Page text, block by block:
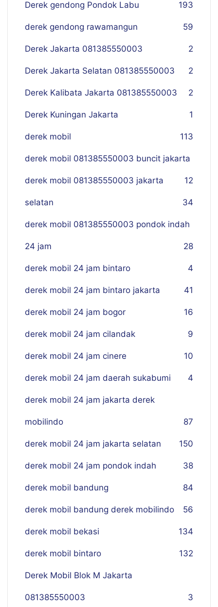
Derek gendong Pondok Labu 193
derek gendong rawamangun 59
Derek Jakarta 081385550003 2
Derek Jakarta Selatan 081385550003 2
Derek Kalibata Jakarta 081385550003 2
Derek Kuningan Jakarta 1
derek mobil 113
derek mobil 081385550003 buncit jakarta
12
derek mobil 081385550003 jakarta
selatan 34
derek mobil 081385550003 pondok indah
24 jam 28
derek mobil 24 jam bintaro 4
derek mobil 24 jam bintaro jakarta 41
derek mobil 24 jam bogor 16
derek mobil 24 jam cilandak 9
derek mobil 24 jam cinere 10
derek mobil 24 jam daerah sukabumi 4
derek mobil 24 jam jakarta derek
mobilindo 87
derek mobil 24 jam jakarta selatan 150
derek mobil 24 jam pondok indah 38
derek mobil bandung 84
derek mobil bandung derek mobilindo 56
derek mobil bekasi 134
derek mobil bintaro 132
Derek Mobil Blok M Jakarta
081385550003 3